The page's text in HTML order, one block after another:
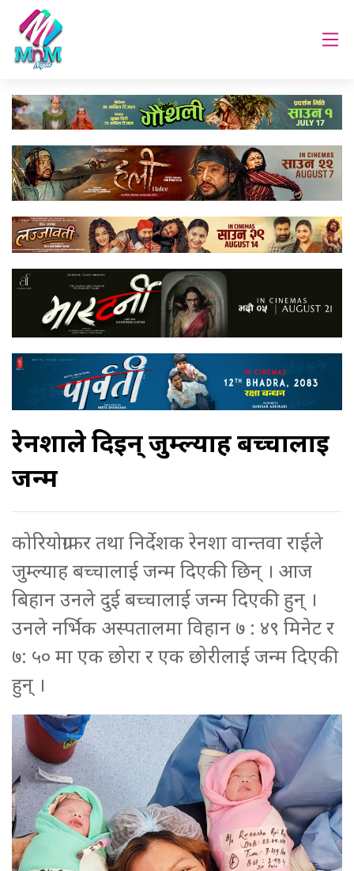
रेनशाले दिईन् जुम्ल्याह बच्चालाई
जन्म
कोरियोग्राफर तथा निर्देशक रेनशा वान्तवा राईले
जुम्ल्याह बच्चालाई जन्म दिएकी छिन् । आज
बिहान उनले दुई बच्चालाई जन्म दिएकी हुन् ।
उनले नर्भिक अस्पतालमा विहान ७ : ४९ मिनेट र
७: ५० मा एक छोरा र एक छोरीलाई जन्म दिएकी
हुन् ।